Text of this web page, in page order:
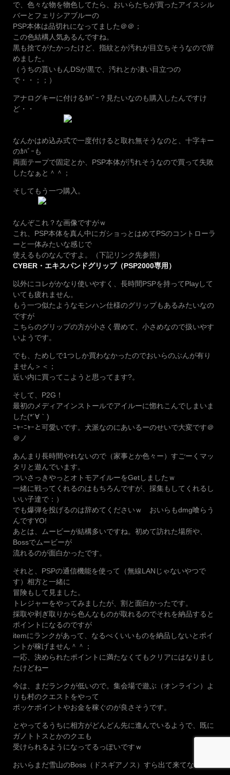
で、色々な物を物色してたら、おいらたちが買ったアイスシル
バーとフェリシアブルーの
PSP本体は品切れになってました＠＠；
この色結構人気あるんですね。
黒も捨てがたかったけど、指紋とか汚れが目立ちそうなので辞
めました。
（うちの貰いもんDSが黒で、汚れとか凄い目立つの
で・・；；）
アナログキーに付けるｶﾊﾞｰ？見たいなのも購入したんですけ
ど・・
なんかはめ込み式で一度付けると取れ無そうなのと、十字キー
のｶﾊﾞｰも
両面テープで固定とか、PSP本体が汚れそうなので買って失敗
したなぁと＾＾；
そしてもう一つ購入。
なんぞこれ？な画像ですがｗ
これ、PSP本体を真ん中にガショっとはめてPSのコントローラ
ーと一体みたいな感じで
使えるものなんですよ。（下記リンク先参照）
CYBER・エキスパンドグリップ（PSP2000専用）
以外にコレがかなり使いやすく、長時間PSPを持ってPlayして
いても疲れません。
もう一つ似たようなモンハン仕様のグリップもあるみたいなの
ですが
こちらのグリップの方が小さく畳めて、小さめなので扱いやす
いようです。
でも、ためしで1つしか買わなかったのでおいらのぶんが有り
ません＞＜；
近い内に買ってこようと思ってます?。
そして、P2G！
最初のメディアインストールでアイルーに惚れこんでしまいま
した(*´∀｀)
ﾆｬｰﾆｬｰと可愛いです。犬派なのにあいるーのせいで大変です＠
＠ノ
あんまり長時間やれないので（家事とか色々ー）すごーくマッ
タリと遊んでいます。
ついさっきやっとオトモアイルーをGetしましたｗ
一緒に戦ってくれるのはもちろんですが、採集もしてくれるし
いい子達で：）
でも爆弾を投げるのは辞めてくださいｗ おいらもdmg喰らう
んですYO!
あとは、ムービーが結構多いですね。初めて訪れた場所や、
Bossでムービーが
流れるのが面白かったです。
それと、PSPの通信機能を使って（無線LANじゃないやつで
す）相方と一緒に
冒険もして見ました。
トレジャーをやってみましたが、割と面白かったです。
採取や剥ぎ取りから色んなものが取れるのでそれを納品すると
ポイントになるのですが
itemにランクがあって、なるべくいいものを納品しないとポイ
ントが稼げません＾＾；
一応、決められたポイントに満たなくてもクリアにはなりまし
たけどねー
今は、まだランクが低いので。集会場で遊ぶ（オンライン）よ
りも村のクエストをやって
ポッケポイントやお金を稼ぐのが良さそうです。
とやってるうちに相方がどんどん先に進んでいるようで、既に
ガノトトスとかのクエも
受けられるようになってるっぽいですｗ
おいらまだ雪山のBoss（ドスギアノス）すら出て来てないｗｗ